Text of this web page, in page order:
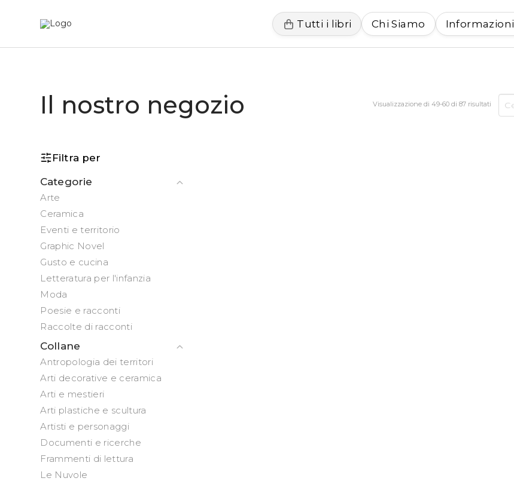
Tutti i libri Chi Siamo Informazioni
Il nostro negozio Visualizzazione di 49-60 di 87 risultati
Filtra per
Categorie
Arte
Ceramica
Eventi e territorio
Graphic Novel
Gusto e cucina
Letteratura per l'infanzia
Moda
Poesie e racconti
Raccolte di racconti
Collane
Antropologia dei territori
Arti decorative e ceramica
Arti e mestieri
Arti plastiche e scultura
Artisti e personaggi
Documenti e ricerche
Frammenti di lettura
Le Nuvole